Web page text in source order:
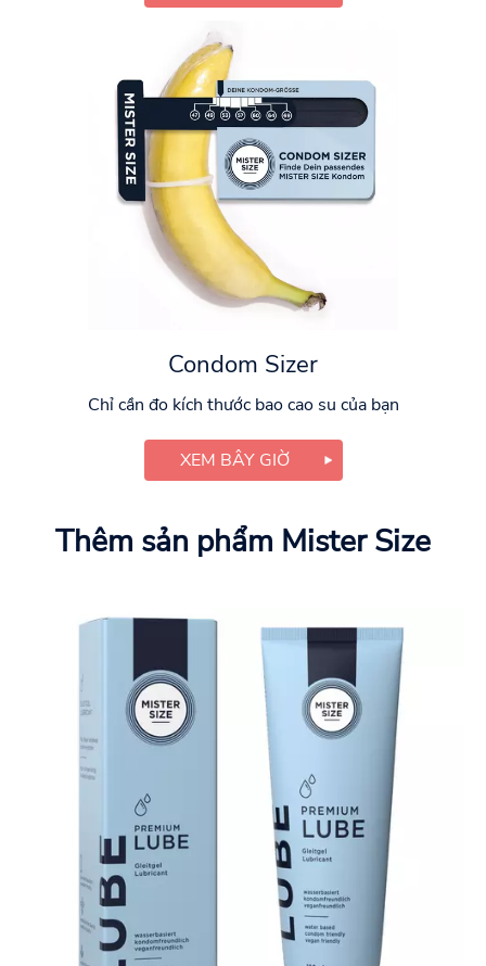
Condom Sizer
Chỉ cần đo kích thước bao cao su của bạn
XEM BÂY GIỜ
Thêm sản phẩm Mister Size